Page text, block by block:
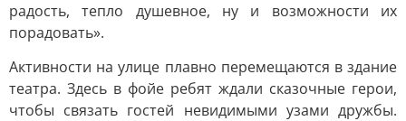
радость, тепло душевное, ну и возможности их
порадовать».
Активности на улице плавно перемещаются в здание
театра. Здесь в фойе ребят ждали сказочные герои,
чтобы связать гостей невидимыми узами дружбы.